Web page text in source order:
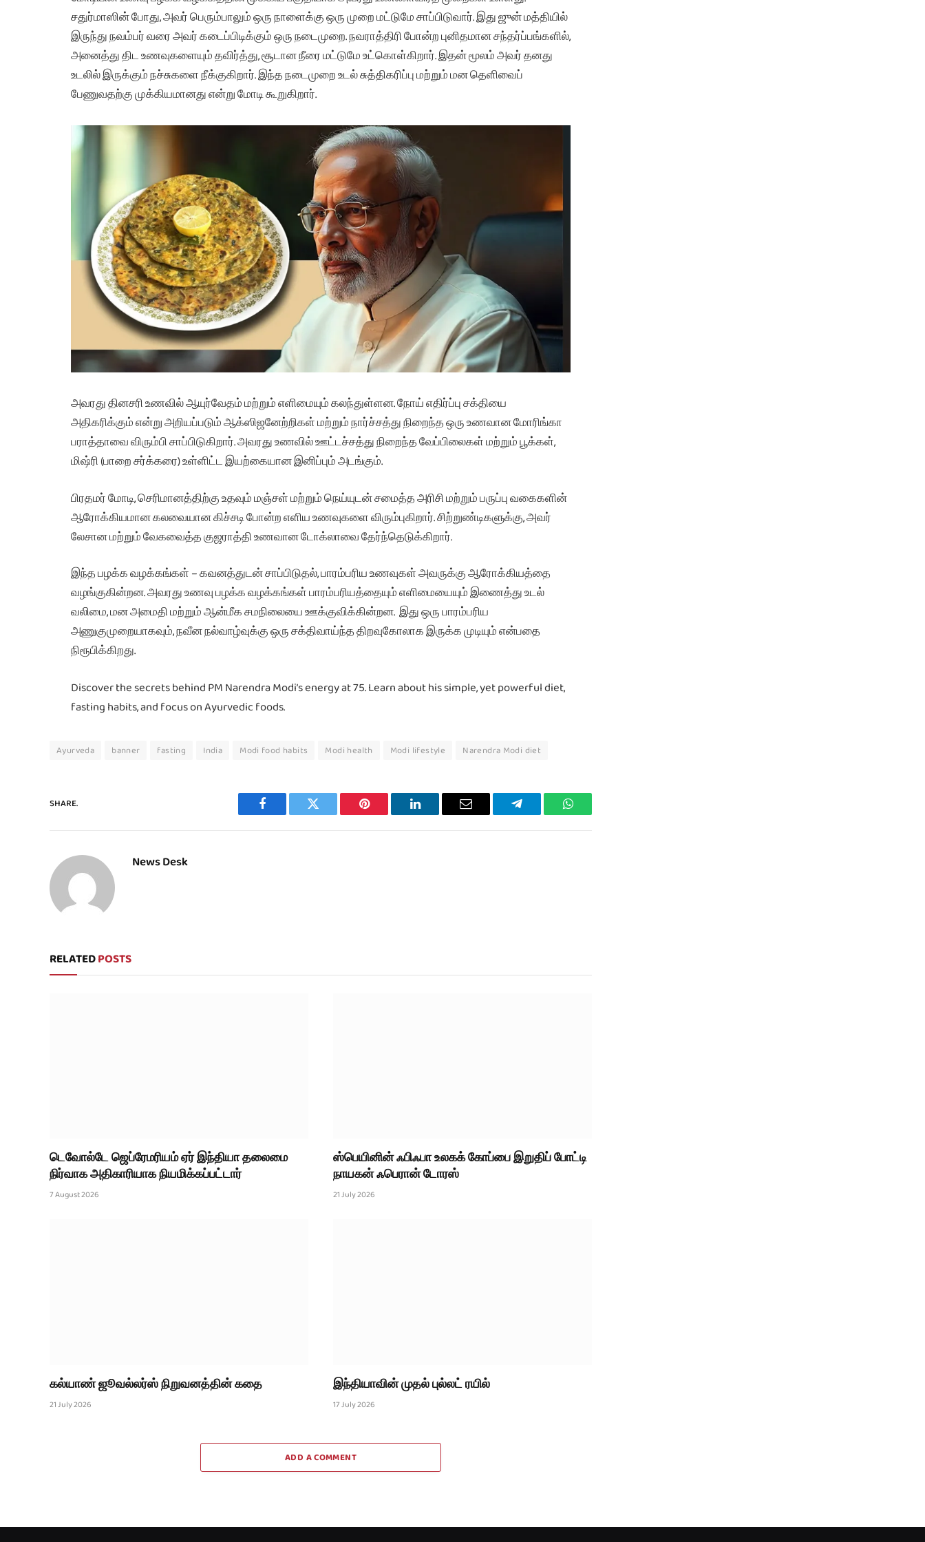
சதுர்மாஸின் போது, அவர் பெரும்பாலும் ஒரு நாளைக்கு ஒரு முறை மட்டுமே சாப்பிடுவார். இது ஜுன் மத்தியில்
இருந்து நவம்பர் வரை அவர் கடைப்பிடிக்கும் ஒரு நடைமுறை. நவராத்திரி போன்ற புனிதமான சந்தர்ப்பங்களில்,
அனைத்து திட உணவுகளையும் தவிர்த்து, சூடான நீரை மட்டுமே உட்கொள்கிறார். இதன் மூலம் அவர் தனது
உடலில் இருக்கும் நச்சுகளை நீக்குகிறார். இந்த நடைமுறை உடல் சுத்திகரிப்பு மற்றும் மன தெளிவைப்
பேணுவதற்கு முக்கியமானது என்று மோடி கூறுகிறார்.
அவரது தினசரி உணவில் ஆயுர்வேதம் மற்றும் எளிமையும் கலந்துள்ளன. நோய் எதிர்ப்பு சக்தியை
அதிகரிக்கும் என்று அறியப்படும் ஆக்ஸிஜனேற்றிகள் மற்றும் நார்ச்சத்து நிறைந்த ஒரு உணவான மோரிங்கா
பராத்தாவை விரும்பி சாப்பிடுகிறார். அவரது உணவில் ஊட்டச்சத்து நிறைந்த வேப்பிலைகள் மற்றும் பூக்கள்,
மிஷ்ரி (பாறை சர்க்கரை) உள்ளிட்ட இயற்கையான இனிப்பும் அடங்கும்.
பிரதமர் மோடி, செரிமானத்திற்கு உதவும் மஞ்சள் மற்றும் நெய்யுடன் சமைத்த அரிசி மற்றும் பருப்பு வகைகளின்
ஆரோக்கியமான கலவையான கிச்சடி போன்ற எளிய உணவுகளை விரும்புகிறார். சிற்றுண்டிகளுக்கு, அவர்
லேசான மற்றும் வேகவைத்த குஜராத்தி உணவான டோக்லாவை தேர்ந்தெடுக்கிறார்.
இந்த பழக்க வழக்கங்கள் – கவனத்துடன் சாப்பிடுதல், பாரம்பரிய உணவுகள் அவருக்கு ஆரோக்கியத்தை
வழங்குகின்றன. அவரது உணவு பழக்க வழக்கங்கள் பாரம்பரியத்தையும் எளிமையையும் இணைத்து உடல்
வலிமை, மன அமைதி மற்றும் ஆன்மீக சமநிலையை ஊக்குவிக்கின்றன. இது ஒரு பாரம்பரிய
அணுகுமுறையாகவும், நவீன நல்வாழ்வுக்கு ஒரு சக்திவாய்ந்த திறவுகோலாக இருக்க முடியும் என்பதை
நிரூபிக்கிறது.
Discover the secrets behind PM Narendra Modi’s energy at 75. Learn about his simple, yet powerful diet,
fasting habits, and focus on Ayurvedic foods.
Ayurveda banner fasting India Modi food habits Modi health Modi lifestyle Narendra Modi diet
SHARE.
Facebook Twitter Pinterest LinkedIn Email Telegram WhatsApp
News Desk
RELATEDPOSTS
டெவோல்டே ஜெப்ரேமரியம் ஏர் இந்தியா தலைமை
நிர்வாக அதிகாரியாக நியமிக்கப்பட்டார்
7 August 2026
ஸ்பெயினின் ஃபிஃபா உலகக் கோப்பை இறுதிப் போட்டி
நாயகன் ஃபெரான் டோரஸ்
21 July 2026
கல்யாண் ஜூவல்லர்ஸ் நிறுவனத்தின் கதை
21 July 2026
இந்தியாவின் முதல் புல்லட் ரயில்
17 July 2026
ADD A COMMENT